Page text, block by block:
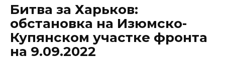
Битва за Харьков:
обстановка на Изюмско-
Купянском участке фронта
на 9.09.2022